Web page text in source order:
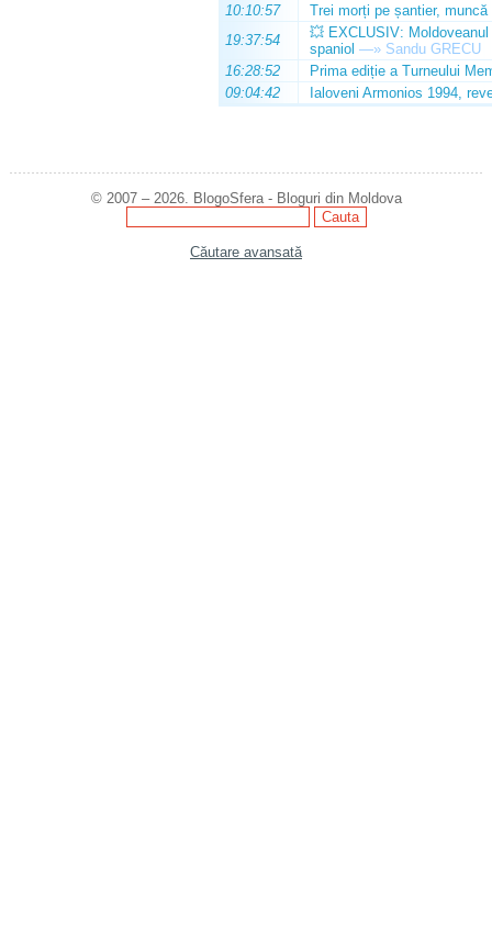
10:10:57
Trei morți pe șantier, muncă
19:37:54
💥 EXCLUSIV:
spaniol —» Sandu GRECU
16:28:52
Prima ediție a Turneului
09:04:42
Ialoveni Armonios 1994,
© 2007 – 2026. BlogoSfera - Bloguri din Moldova
Căutare avansată